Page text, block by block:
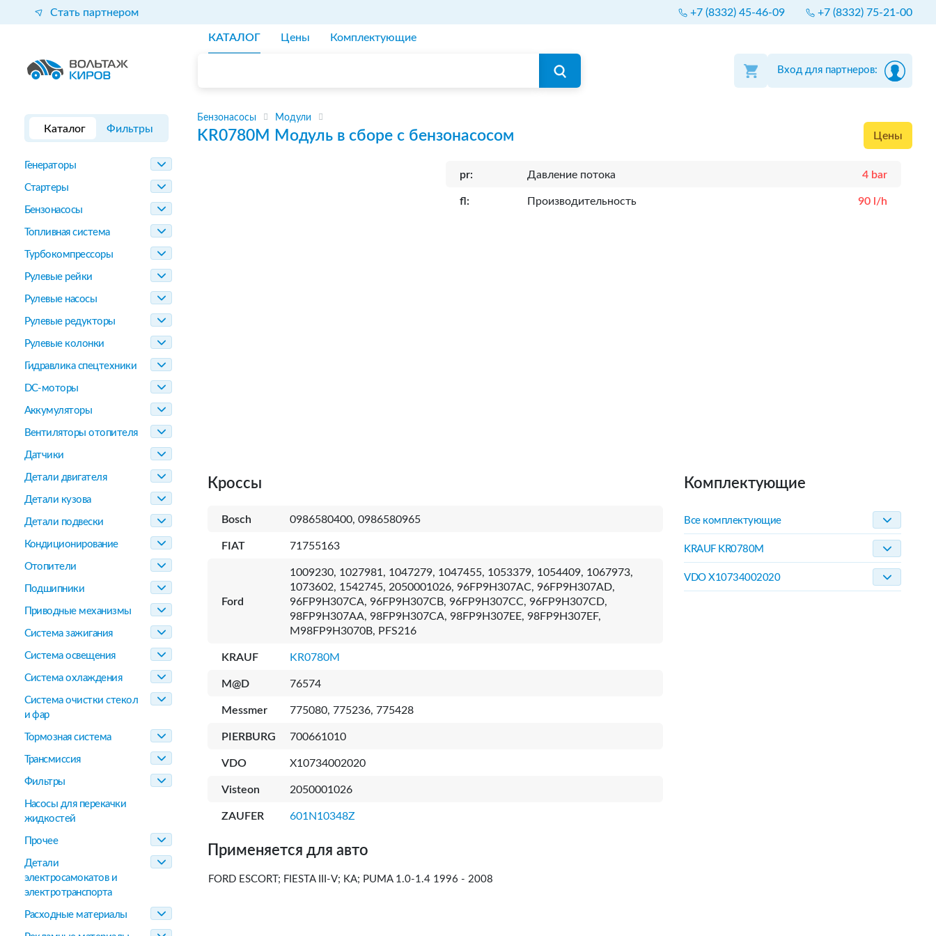
Стать партнером +7 (8332) 45-46-09 +7 (8332) 75-21-00
КАТАЛОГ Цены Комплектующие
Вход для партнеров:
Каталог Фильтры
Генераторы
Стартеры
Бензонасосы
Топливная система
Турбокомпрессоры
Рулевые рейки
Рулевые насосы
Рулевые редукторы
Рулевые колонки
Гидравлика спецтехники
DC-моторы
Аккумуляторы
Вентиляторы отопителя
Датчики
Детали двигателя
Детали кузова
Детали подвески
Кондиционирование
Отопители
Подшипники
Приводные механизмы
Система зажигания
Система освещения
Система охлаждения
Система очистки стекол
и фар
Тормозная система
Трансмиссия
Фильтры
Насосы для перекачки
жидкостей
Прочее
Детали
электросамокатов и
электротранспорта
Расходные материалы
Бензонасосы Модули
KR0780M Модуль в сборе с бензонасосом Цены
pr: Давление потока 4 bar
fl: Производительность 90 l/h
Кроссы
Bosch 0986580400, 0986580965
FIAT 71755163
Ford
1009230, 1027981, 1047279, 1047455, 1053379, 1054409, 1067973,
1073602, 1542745, 2050001026, 96FP9H307AC, 96FP9H307AD,
96FP9H307CA, 96FP9H307CB, 96FP9H307CC, 96FP9H307CD,
98FP9H307AA, 98FP9H307CA, 98FP9H307EE, 98FP9H307EF,
M98FP9H3070B, PFS216
KRAUF KR0780M
M@D 76574
Messmer 775080, 775236, 775428
PIERBURG 700661010
VDO X10734002020
Visteon 2050001026
ZAUFER 601N10348Z
Применяется для авто
FORD ESCORT; FIESTA III-V; KA; PUMA 1.0-1.4 1996 - 2008
Комплектующие
Все комплектующие
KRAUF KR0780M
VDO X10734002020